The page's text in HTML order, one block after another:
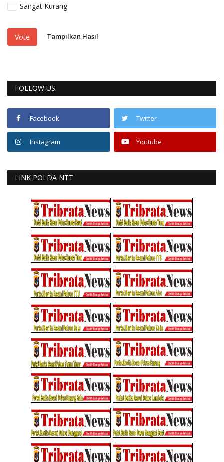
Sangat Kurang
Vote Tampilkan Hasil
FOLLOW US
Facebook Twitter
Instagram Youtube
LINK POLDA NTT